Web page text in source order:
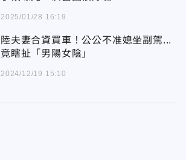
2025/01/28 16:19
陸夫妻合資買車！公公不准媳坐副駕...
竟瞎扯「男陽女陰」
2024/12/19 15:10